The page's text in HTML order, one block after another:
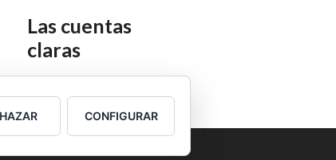
Las cuentas
claras
Nuestras cuentas
CONFIGURAR